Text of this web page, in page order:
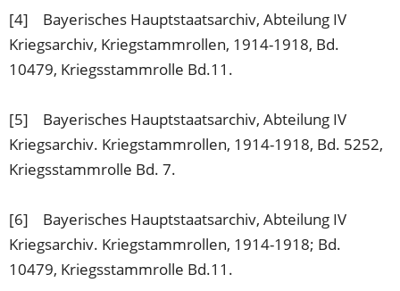
[4] Bayerisches Hauptstaatsarchiv, Abteilung IV
Kriegsarchiv, Kriegstammrollen, 1914-1918, Bd.
10479, Kriegsstammrolle Bd.11.
[5] Bayerisches Hauptstaatsarchiv, Abteilung IV
Kriegsarchiv. Kriegstammrollen, 1914-1918, Bd. 5252,
Kriegsstammrolle Bd. 7.
[6] Bayerisches Hauptstaatsarchiv, Abteilung IV
Kriegsarchiv. Kriegstammrollen, 1914-1918; Bd.
10479, Kriegsstammrolle Bd.11.